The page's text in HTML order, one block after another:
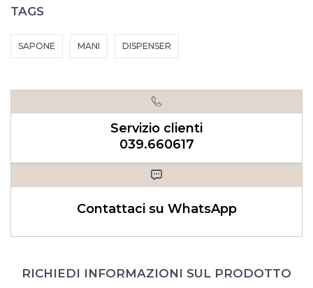
TAGS
SAPONE MANI DISPENSER
Servizio clienti
039.660617
Contattaci su WhatsApp
RICHIEDI INFORMAZIONI SUL PRODOTTO